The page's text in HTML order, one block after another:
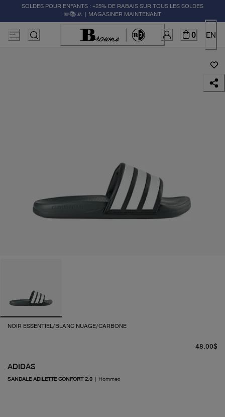
SOLDES POUR ENFANTS : +25% DE RABAIS SUR TOUS LES SOLDES
✏️📚🚸 | MAGASINER MAINTENANT
0 EN
NOIR ESSENTIEL/BLANC NUAGE/CARBONE
ADIDAS
SANDALE ADILETTE CONFORT 2.0 | Hommes
48.00$